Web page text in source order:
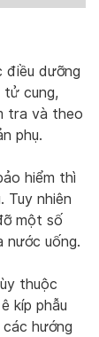
điều dưỡng
tử cung,
tra và theo
phụ.
hiểm thì
Tuy nhiên
một số
nước uống.
thuộc
kíp phẫu
hướng